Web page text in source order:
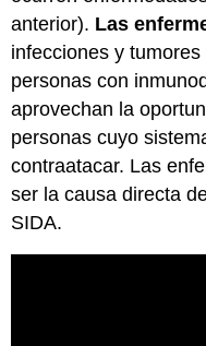
anterior). Las
infecciones y
personas con
aprovechan la
personas cuyo
contraatacar. Las
ser la causa directa
SIDA.